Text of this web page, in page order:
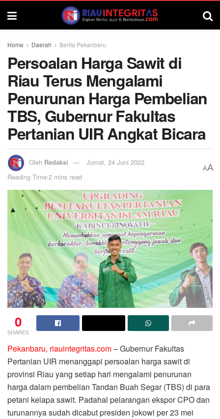
Home Daerah Berita Pekanbaru
Persoalan Harga Sawit di
Riau Terus Mengalami
Penurunan Harga Pembelian
TBS, Gubernur Fakultas
Pertanian UIR Angkat Bicara
Oleh Redaksi
Jumat, 24 Juni 2022
Reading Time:2 mins read
AA
0
SHARES
Pekanbaru, riauintegritas.com– Gubernur Fakultas
Pertanian UIR menanggapi persoalan harga sawit di
provinsi Riau yang setiap hari mengalami penurunan
harga dalam pembelian Tandan Buah Segar (TBS) di para
petani kelapa sawit. Padahal pelarangan ekspor CPO dan
turunannya sudah dicabut presiden jokowi per 23 mei